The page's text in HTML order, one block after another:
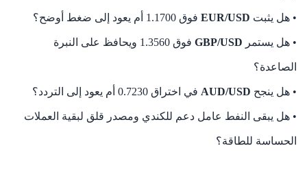
• هل يثبت EUR/USD فوق 1.1700 أم يعود إلى ضغط أوضح؟
• هل يستمر GBP/USD فوق 1.3560 ويحافظ على النبرة
الصاعدة؟
• هل ينجح AUD/USD في اختراق 0.7230 أم يعود إلى التردد؟
• هل يبقى النفط عامل دعم للكندي ومصدر قلق لبقية العملات
الحساسة للطاقة؟